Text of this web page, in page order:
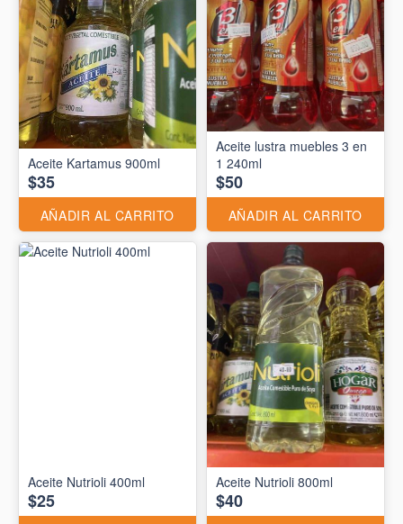
Aceite Kartamus 900ml
$35
AÑADIR AL CARRITO
Aceite lustra muebles 3 en
1 240ml
$50
AÑADIR AL CARRITO
Aceite Nutrioli 400ml
$25
Aceite Nutrioli 800ml
$40